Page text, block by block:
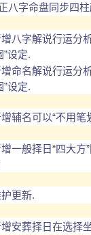
八字命盘同步四
八字解说行运分
”设定.
命名解说行运分
”设定.
辅名可以“不用笔
一般择日“四大方
更新.
安葬择日在选择